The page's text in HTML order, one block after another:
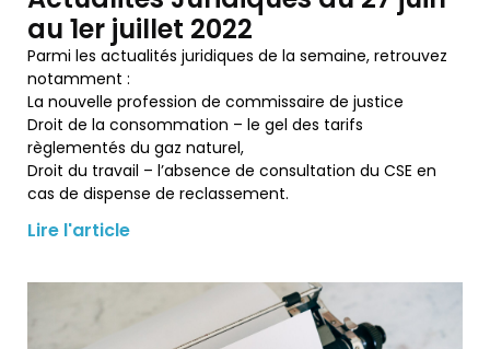
au 1er juillet 2022
Parmi les actualités juridiques de la semaine, retrouvez
notamment :
La nouvelle profession de commissaire de justice
Droit de la consommation – le gel des tarifs
règlementés du gaz naturel,
Droit du travail – l’absence de consultation du CSE en
cas de dispense de reclassement.
Lire l'article